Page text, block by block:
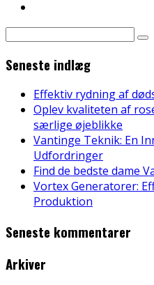
Seneste indlæg
Effektiv rydning af
Oplev kvaliteten af
særlige øjeblikke
Vantinge Teknik: En
Udfordringer
Find de bedste dame
Vortex Generatorer:
Produktion
Seneste kommentarer
Arkiver